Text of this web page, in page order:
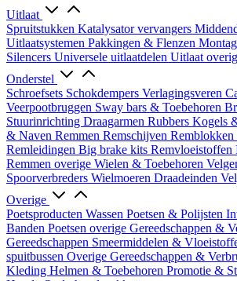
Uitlaat
Spruitstukken Katalysator vervangers
Uitlaatsystemen Pakkingen & Flenzen
Silencers Universele uitlaatdelen Uitlaat
Onderstel
Schroefsets Schokdempers Verlagingsveren
Veerpootbruggen Sway bars & Toebehoren
Stuurinrichting Draagarmen Rubbers Kogels
& Naven Remmen Remschijven Remblokken
Remleidingen Big brake kits Remvloeistoffen
Remmen overige Wielen & Toebehoren
Spoorverbreders Wielmoeren Draadeinden
Overige
Poetsproducten Wassen Poetsen & Polijsten
Banden Poetsen overige Gereedschappen &
Gereedschappen Smeermiddelen &
spuitbussen Overige Gereedschappen &
Kleding Helmen & Toebehoren Promotie &